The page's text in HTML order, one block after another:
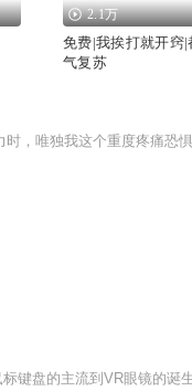
2.1万
免费|我挨打就开窍
气复苏